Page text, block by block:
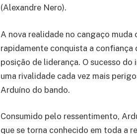
(Alexandre Nero).
A nova realidade no cangaço
rapidamente conquista a
posição de liderança. O sucesso
uma rivalidade cada vez mais
Arduíno do bando.
Consumido pelo ressentimento,
que se torna conhecido em toda a